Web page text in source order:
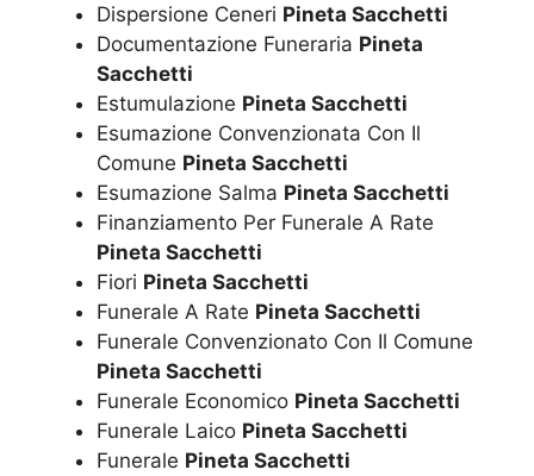
Dispersione Ceneri Pineta Sacchetti
Documentazione Funeraria Pineta
Sacchetti
Estumulazione Pineta Sacchetti
Esumazione Convenzionata Con Il
Comune Pineta Sacchetti
Esumazione Salma Pineta Sacchetti
Finanziamento Per Funerale A Rate
Pineta Sacchetti
Fiori Pineta Sacchetti
Funerale A Rate Pineta Sacchetti
Funerale Convenzionato Con Il Comune
Pineta Sacchetti
Funerale Economico Pineta Sacchetti
Funerale Laico Pineta Sacchetti
Funerale Pineta Sacchetti